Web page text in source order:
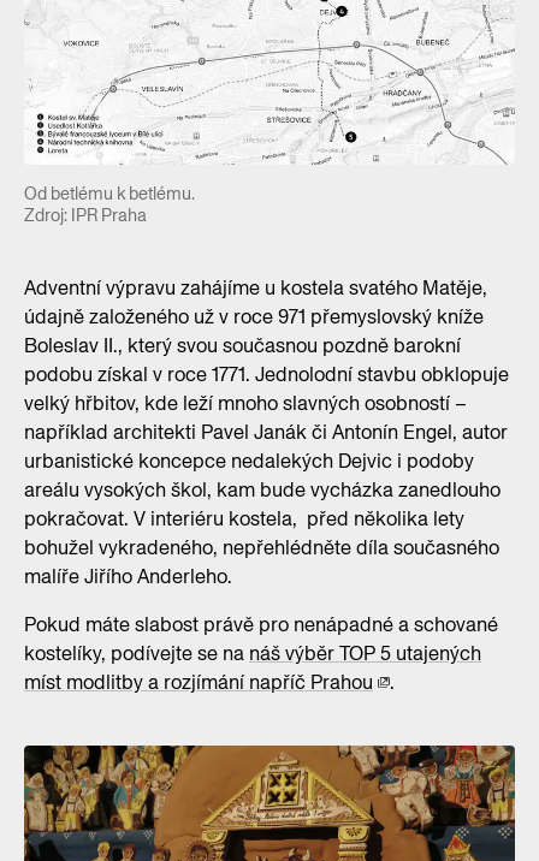
Od betlému k betlému.
Zdroj: IPR Praha
Adventní výpravu zahájíme u kostela svatého Matěje,
údajně založeného už v roce 971 přemyslovský kníže
Boleslav II., který svou současnou pozdně barokní
podobu získal v roce 1771. Jednolodní stavbu obklopuje
velký hřbitov, kde leží mnoho slavných osobností –
například architekti Pavel Janák či Antonín Engel, autor
urbanistické koncepce nedalekých Dejvic i podoby
areálu vysokých škol, kam bude vycházka zanedlouho
pokračovat. V interiéru kostela, před několika lety
bohužel vykradeného, nepřehlédněte díla současného
malíře Jiřího Anderleho.
Pokud máte slabost právě pro nenápadné a schované
kostelíky, podívejte se na náš výběr TOP 5 utajených
míst modlitby a rozjímání napříč Prahou
.